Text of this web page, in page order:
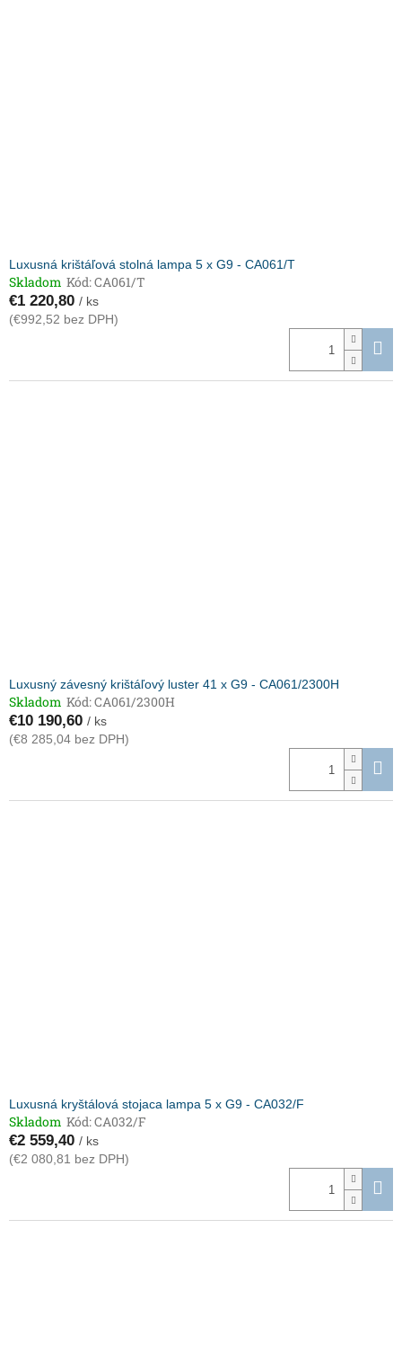
Luxusná krištáľová stolná lampa 5 x G9 - CA061/T
Skladom Kód:CA061/T
€1 220,80 / ks
(€992,52 bez DPH)
Luxusný závesný krištáľový luster 41 x G9 - CA061/2300H
Skladom Kód:CA061/2300H
€10 190,60 / ks
(€8 285,04 bez DPH)
Luxusná kryštálová stojaca lampa 5 x G9 - CA032/F
Skladom Kód:CA032/F
€2 559,40 / ks
(€2 080,81 bez DPH)